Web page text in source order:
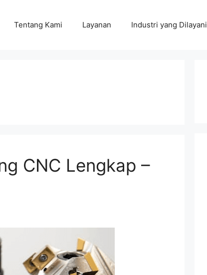
Tentang Kami Layanan Industri yang Dilayani
CNC Lengkap –